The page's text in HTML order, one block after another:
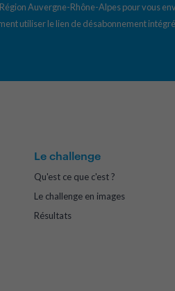
Auvergne-Rhône-Alpes pour vous
utiliser le lien de désabonnement
Le challenge
Qu'est ce que c'est ?
Le challenge en images
Résultats